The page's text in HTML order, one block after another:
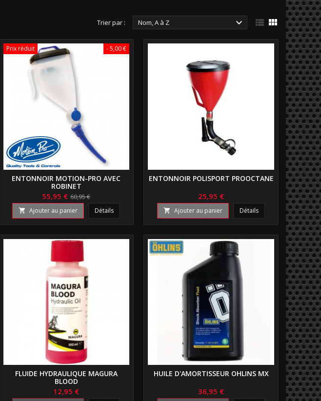
Trier par : Nom, A à Z   
- 5,00 €
Prix réduit
ENTONNOIR MOTION-PRO AVEC
ROBINET
55,95 € 60,95 €
 Ajouter au panier Détails
ENTONNOIR POLISPORT PROOCTANE
25,95 €
 Ajouter au panier Détails
FLUIDE HYDRAULIQUE MAGURA
BLOOD
12,95 €
HUILE D'AMORTISSEUR OHLINS MX
36,95 €